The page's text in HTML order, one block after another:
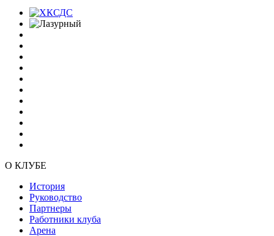
О КЛУБЕ
История
Руководство
Партнеры
Работники клуба
Арена